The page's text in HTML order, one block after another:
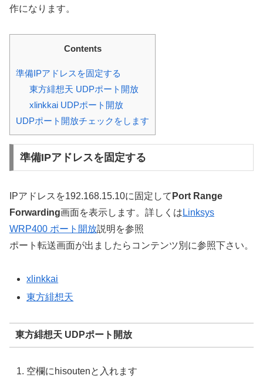
作になります。
Contents
準備IPアドレスを固定する
東方緋想天 UDPポート開放
xlinkkai UDPポート開放
UDPポート開放チェックをします
準備IPアドレスを固定する
IPアドレスを192.168.15.10に固定して Port Range
Forwarding画面を表示します。詳しくは Linksys
WRP400 ポート開放説明を参照
ポート転送画面が出ましたらコンテンツ別に参照下さい。
xlinkkai
東方緋想天
東方緋想天 UDPポート開放
空欄にhisoutenと入れます